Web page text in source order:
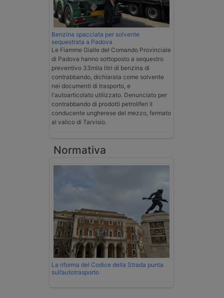
Benzina spacciata per solvente
sequestrata a Padova
Le Fiamme Gialle del Comando Provinciale
di Padova hanno sottoposto a sequestro
preventivo 33mila litri di benzina di
contrabbando, dichiarata come solvente
nei documenti di trasporto, e
l'autoarticolato utilizzato. Denunciato per
contrabbando di prodotti petroliferi il
conducente ungherese del mezzo, fermato
al valico di Tarvisio.
Normativa
La riforma del Codice della Strada punta
sull’autotrasporto